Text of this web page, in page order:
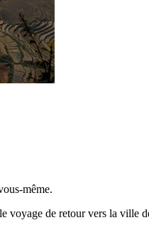
même.
voyage de retour vers la ville